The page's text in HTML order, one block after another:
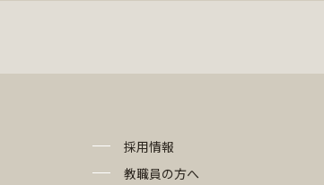
採用情報
教職員の方へ